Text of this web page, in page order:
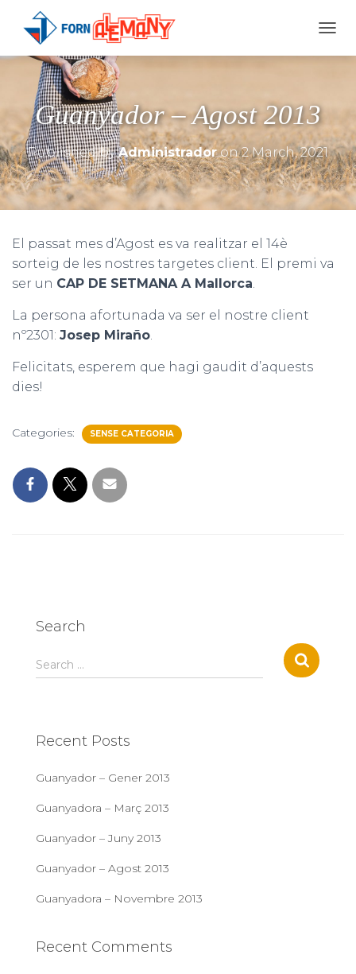
O
N
A
V
I
G
N
Guanyador – Agost 2013
Published byAdministradoron2 March, 2021
El passat mes d’Agost es va realitzar el 14è
sorteig de les nostres targetes client. El premi va
ser un CAP DE SETMANA A Mallorca.
La persona afortunada va ser el nostre client
nº2301: Josep Miraño.
Felicitats, esperem que hagi gaudit d’aquests
dies!
Categories: SENSE CATEGORIA
Search
S
e
h
o
:
Search …
Recent Posts
Guanyador – Gener 2013
Guanyadora – Març 2013
Guanyador – Juny 2013
Guanyador – Agost 2013
Guanyadora – Novembre 2013
Recent Comments